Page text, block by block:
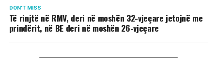
DON'T MISS
Të rinjtë në RMV, deri në moshën 32-vjeçare jetojnë me
prindërit, në BE deri në moshën 26-vjeçare